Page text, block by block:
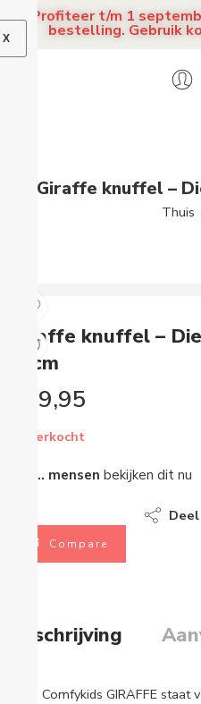
Profiteer t/m 1
bestelling. Gebruik
X
Giraffe knuffel –
Thuis
Giraffe knuffel –
80cm
59,95
Uitverkocht
... mensen bekijken dit nu
Compare
Deel
Beschrijving
Deze Comfykids GIRAFFE